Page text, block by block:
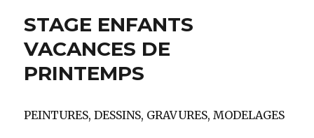
STAGE ENFANTS
VACANCES DE
PRINTEMPS
PEINTURES, DESSINS, GRAVURES, MODELAGES